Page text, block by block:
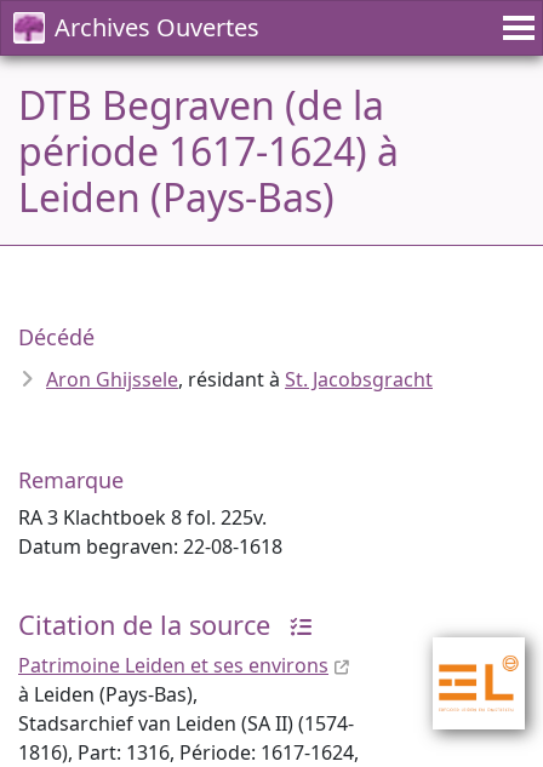
Archives Ouvertes
DTB Begraven (de la
période 1617-1624) à
Leiden (Pays-Bas)
Décédé
Aron Ghijssele, résidant à St. Jacobsgracht
Remarque
RA 3 Klachtboek 8 fol. 225v.
Datum begraven: 22-08-1618
Citation de la source
Patrimoine Leiden et ses environs
à Leiden (Pays-Bas),
Stadsarchief van Leiden (SA II) (1574-
1816), Part: 1316, Période: 1617-1624,